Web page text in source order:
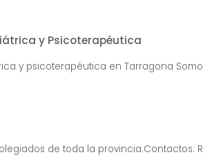
y Psicoterapéutica
y psicoterapéutica en Tarragona
de toda la provincia.Contactos: